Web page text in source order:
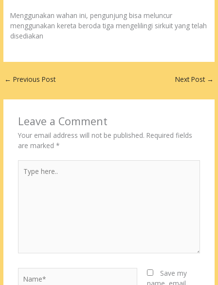
Menggunakan wahan ini, pengunjung bisa meluncur
menggunakan kereta beroda tiga mengelilingi sirkuit yang telah
disediakan
← Previous Post Next Post →
Leave a Comment
Your email address will not be published. Required fields
are marked *
here..
Save my